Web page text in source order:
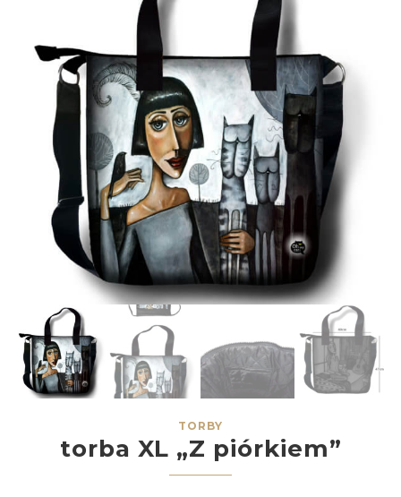
TORBY
torba XL „Z piórkiem”